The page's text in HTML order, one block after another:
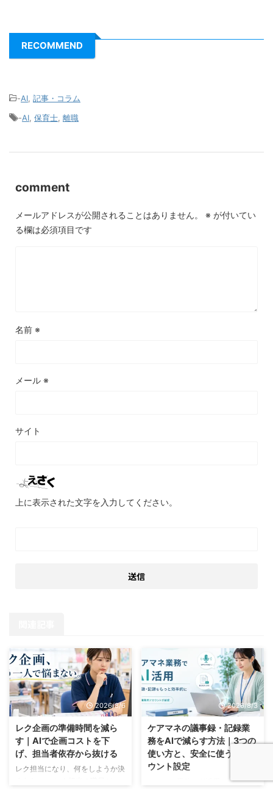
RECOMMEND
-AI 記事・コラム
-AI 保育士 離職
comment
メールアドレスが公開されることはありません。 ※ が付いてい
る欄は必須項目です
名前 ※
メール ※
サイト
上に表示された文字を入力してください。
2026/8/6
レク企画の準備時間を減ら
す｜AIで企画コストを下
げ、担当者依存から抜ける
レク担当になり、何をしようか決
2026/8/3
ケアマネの議事録・記録業
務をAIで減らす方法｜3つの
使い方と、安全に使うアカ
ウント設定
ケアマネ業務でAI活用できていま